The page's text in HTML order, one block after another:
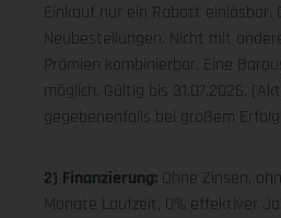
Einkauf nur ein Rabatt einlösbar.
Neubestellungen. Nicht mit
Prämien kombinierbar. Eine
möglich. Gültig bis 31.07.2026.
gegebenenfalls bei großem
2) Finanzierung: Ohne Zinsen,
Monate Laufzeit, 0% effektiver